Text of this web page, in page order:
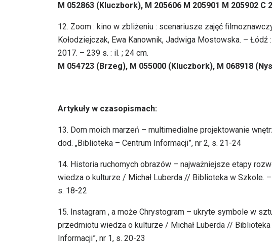
M 052863 (Kluczbork), M 205606 M 205901 M 205902 C
12. Zoom : kino w zbliżeniu : scenariusze zajęć
Kołodziejczak, Ewa Kanownik, Jadwiga Mostowska. –
2017. – 239 s. : il. ; 24 cm.
M 054723 (Brzeg), M 055000 (Kluczbork), M 068918
Artykuły w czasopismach:
13. Dom moich marzeń – multimedialne projektowanie
dod. „Biblioteka – Centrum Informacji”, nr 2, s. 21-24
14. Historia ruchomych obrazów – najważniejsze etapy
wiedza o kulturze / Michał Luberda // Biblioteka w Szkole.
s. 18-22
15. Instagram , a może Chrystogram – ukryte symbole w
przedmiotu wiedza o kulturze / Michał Luberda //
Informacji”, nr 1, s. 20-23